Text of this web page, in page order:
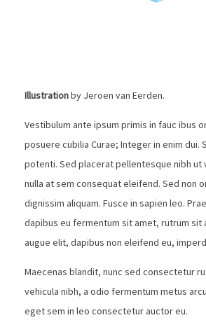
Illustrationby Jeroen van Eerden.
Vestibulum ante ipsum primis in fauc ibus
posuere cubilia Curae; Integer in enim dui.
potenti. Sed placerat pellentesque nibh ut
nulla at sem consequat eleifend. Sed non
dignissim aliquam. Fusce in sapien leo.
dapibus eu fermentum sit amet, rutrum sit
augue elit, dapibus non eleifend eu,
Maecenas blandit, nunc sed consectetur
vehicula nibh, a odio fermentum metus
eget sem in leo consectetur auctor eu.